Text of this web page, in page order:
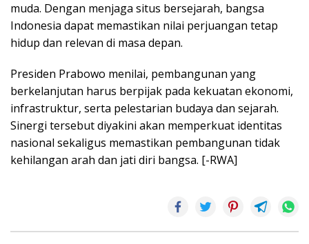
muda. Dengan menjaga situs bersejarah, bangsa
Indonesia dapat memastikan nilai perjuangan tetap
hidup dan relevan di masa depan.
Presiden Prabowo menilai, pembangunan yang
berkelanjutan harus berpijak pada kekuatan ekonomi,
infrastruktur, serta pelestarian budaya dan sejarah.
Sinergi tersebut diyakini akan memperkuat identitas
nasional sekaligus memastikan pembangunan tidak
kehilangan arah dan jati diri bangsa. [-RWA]